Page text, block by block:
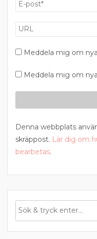
Meddela mig om
Meddela mig om
Denna webbplats
skräppost. Lär dig om
bearbetas.